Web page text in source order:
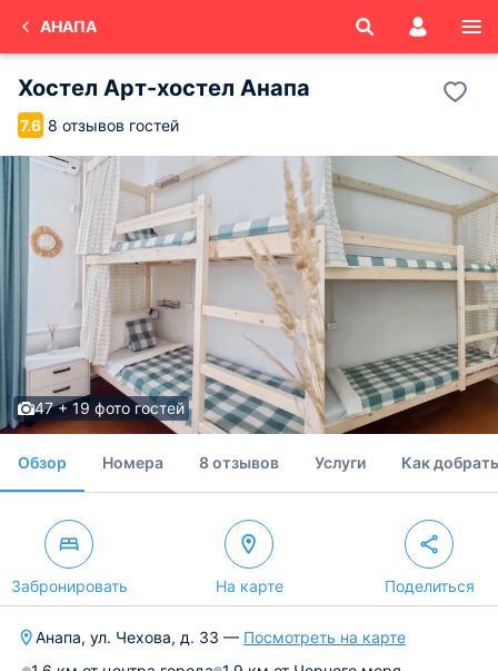
АНАПА
Хостел Арт-хостел Анапа
7.6 8 отзывов гостей
47 + 19 фото гостей
Обзор Номера 8 отзывов Услуги Как
Забронировать На карте Поделиться
Анапа, ул. Чехова, д. 33 — Посмотреть на карте